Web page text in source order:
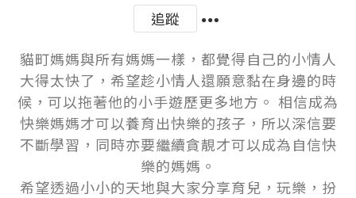
追蹤
貓町媽媽與所有媽媽一樣，都覺得自己的小情人
大得太快了，希望趁小情人還願意黏在身邊的時
候，可以拖著他的小手遊歷更多地方。 相信成為
快樂媽媽才可以養育出快樂的孩子，所以深信要
不斷學習，同時亦要繼續貪靚才可以成為自信快
樂的媽媽。
希望透過小小的天地與大家分享育兒，玩樂，扮